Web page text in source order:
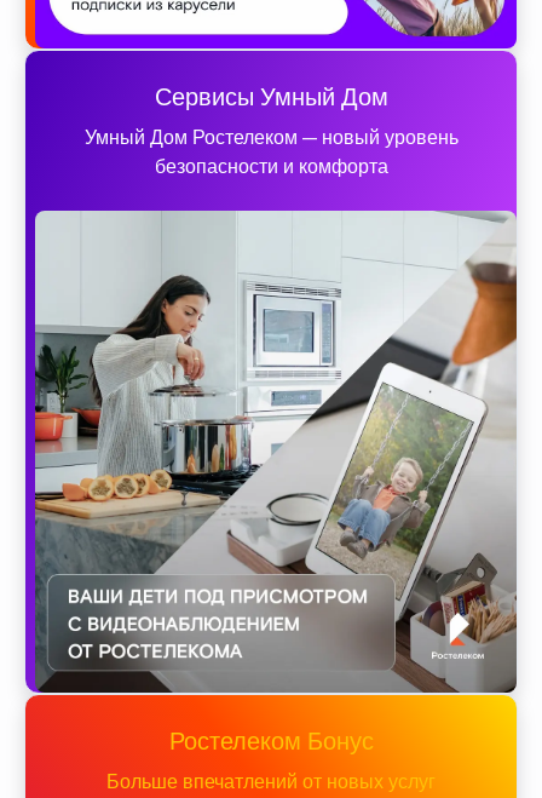
Сервисы Умный Дом
Умный Дом Ростелеком — новый уровень
безопасности и комфорта
Ростелеком Бонус
Больше впечатлений от новых услуг